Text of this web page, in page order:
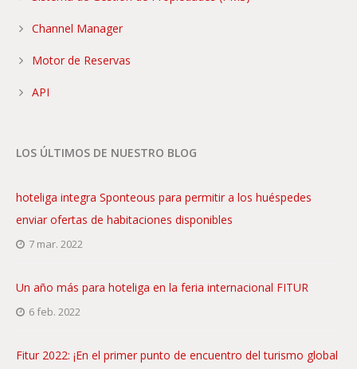
Channel Manager
Motor de Reservas
API
LOS ÚLTIMOS DE NUESTRO BLOG
hoteliga integra Sponteous para permitir a los huéspedes
enviar ofertas de habitaciones disponibles
7 mar. 2022
Un año más para hoteliga en la feria internacional FITUR
6 feb. 2022
Fitur 2022: ¡En el primer punto de encuentro del turismo global